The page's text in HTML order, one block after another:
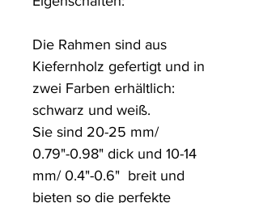
Die Rahmen sind aus
Kiefernholz gefertigt und in
zwei Farben erhältlich:
schwarz und weiß.
Sie sind 20-25 mm/
0.79"-0.98" dick und 10-14
mm/ 0.4"-0.6"  breit und
bieten so die perfekte